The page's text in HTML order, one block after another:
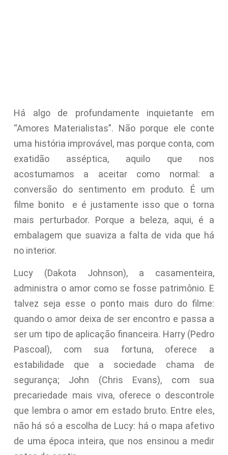
Há algo de profundamente inquietante em
“Amores Materialistas”. Não porque ele conte
uma história improvável, mas porque conta, com
exatidão asséptica, aquilo que nos
acostumamos a aceitar como normal: a
conversão do sentimento em produto. É um
filme bonito e é justamente isso que o torna
mais perturbador. Porque a beleza, aqui, é a
embalagem que suaviza a falta de vida que há
no interior.
Lucy (Dakota Johnson), a casamenteira,
administra o amor como se fosse patrimônio. E
talvez seja esse o ponto mais duro do filme:
quando o amor deixa de ser encontro e passa a
ser um tipo de aplicação financeira. Harry (Pedro
Pascoal), com sua fortuna, oferece a
estabilidade que a sociedade chama de
segurança; John (Chris Evans), com sua
precariedade mais viva, oferece o descontrole
que lembra o amor em estado bruto. Entre eles,
não há só a escolha de Lucy: há o mapa afetivo
de uma época inteira, que nos ensinou a medir